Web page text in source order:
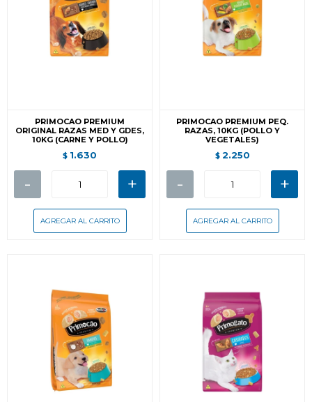
PRIMOCAO PREMIUM
ORIGINAL RAZAS MED Y GDES,
10KG (CARNE Y POLLO)
$ 1.630
- +
PRIMOCAO PREMIUM PEQ.
RAZAS, 10KG (POLLO Y
VEGETALES)
$ 2.250
- +